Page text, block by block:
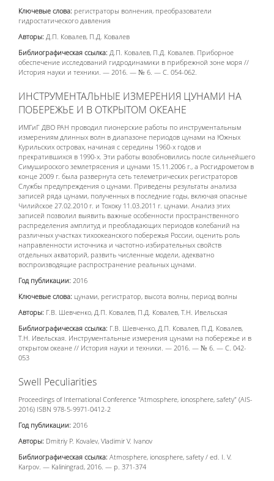
Ключевые слова: регистраторы волнения, преобразователи
гидростатического давления
Авторы: Д.П. Ковалев, П.Д. Ковалев
Библиографическая ссылка: Д.П. Ковалев, П.Д. Ковалев. Приборное
обеспечение исследований гидродинамики в прибрежной зоне моря //
История науки и техники. — 2016. — № 6. — С. 054-062.
ИНСТРУМЕНТАЛЬНЫЕ ИЗМЕРЕНИЯ ЦУНАМИ НА
ПОБЕРЕЖЬЕ И В ОТКРЫТОМ ОКЕАНЕ
ИМГиГ ДВО РАН проводил пионерские работы по инструментальным
измерениям длинных волн в диапазоне периодов цунами на Южных
Курильских островах, начиная с середины 1960-х годов и
прекратившихся в 1990-х. Эти работы возобновились после сильнейшего
Симушироского землетрясения и цунами 15.11.2006 г., а Росгидрометом в
конце 2009 г. была развернута сеть телеметрических регистраторов
Службы предупреждения о цунами. Приведены результаты анализа
записей ряда цунами, полученных в последние годы, включая опасные
Чилийское 27.02.2010 г. и Тохоку 11.03.2011 г. цунами. Анализ этих
записей позволил выявить важные особенности пространственного
распределения амплитуд и преобладающих периодов колебаний на
различных участках тихоокеанского побережья России, оценить роль
направленности источника и частотно-избирательных свойств
отдельных акваторий, развить численные модели, адекватно
воспроизводящие распространение реальных цунами.
Год публикации: 2016
Ключевые слова: цунами, регистратор, высота волны, период волны
Авторы: Г.В. Шевченко, Д.П. Ковалев, П.Д. Ковалев, Т.Н. Ивельская
Библиографическая ссылка: Г.В. Шевченко, Д.П. Ковалев, П.Д. Ковалев,
Т.Н. Ивельская. Инструментальные измерения цунами на побережье и в
открытом океане // История науки и техники. — 2016. — № 6. — С. 042-
053
Swell Peculiarities
Proceedings of International Conference "Atmosphere, ionosphere, safety" (AIS-
2016) ISBN 978-5-9971-0412-2
Год публикации: 2016
Авторы: Dmitriy P. Kovalev, Vladimir V. Ivanov
Библиографическая ссылка: Atmosphere, ionosphere, safety / ed. I. V.
Karpov. — Kaliningrad, 2016. — p. 371-374